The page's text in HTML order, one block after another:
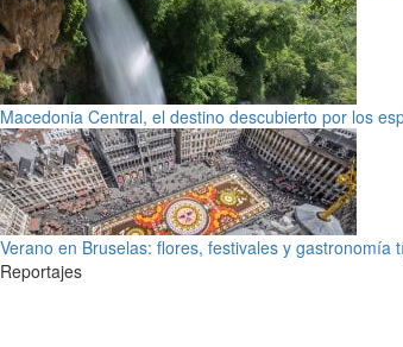
Macedonia Central, el destino descubierto por los
Verano en Bruselas: flores, festivales y gastronomía
Reportajes